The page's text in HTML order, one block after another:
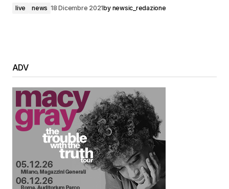
live news 18 Dicembre 2021by newsic_redazione
ADV